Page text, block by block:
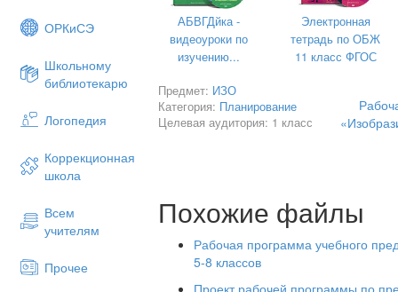
ОРКиСЭ
Школьному
библиотекарю
Логопедия
Коррекционная
школа
Всем
учителям
Прочее
АБВГДйка -
видеоуроки по
изучению...
Электронная
тетрадь по ОБЖ
11 класс ФГОС
Предмет: ИЗО
Категория: Планирование
Целевая аудитория: 1 класс
Похожие файлы
Рабочая программа учебного
5-8 классов
Проект рабочей программы по